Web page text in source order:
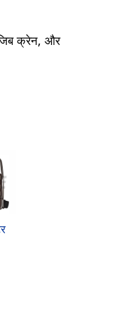
जिब क्रेन, और